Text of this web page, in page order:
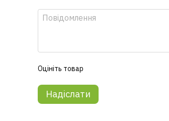
Оцініть товар
Надіслати